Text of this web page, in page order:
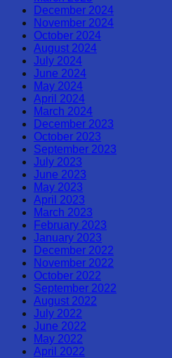
December 2024
November 2024
October 2024
August 2024
July 2024
June 2024
May 2024
April 2024
March 2024
December 2023
October 2023
September 2023
July 2023
June 2023
May 2023
April 2023
March 2023
February 2023
January 2023
December 2022
November 2022
October 2022
September 2022
August 2022
July 2022
June 2022
May 2022
April 2022